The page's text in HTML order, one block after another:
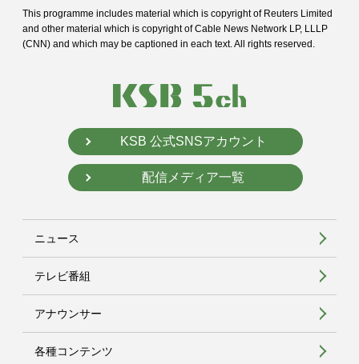
This programme includes material which is copyright of Reuters Limited
and other material which is copyright of Cable News Network LP, LLLP
(CNN) and which may be captioned in each text. All rights reserved.
KSB 公式SNSアカウント
配信メディア一覧
ニュース
テレビ番組
アナウンサー
各種コンテンツ